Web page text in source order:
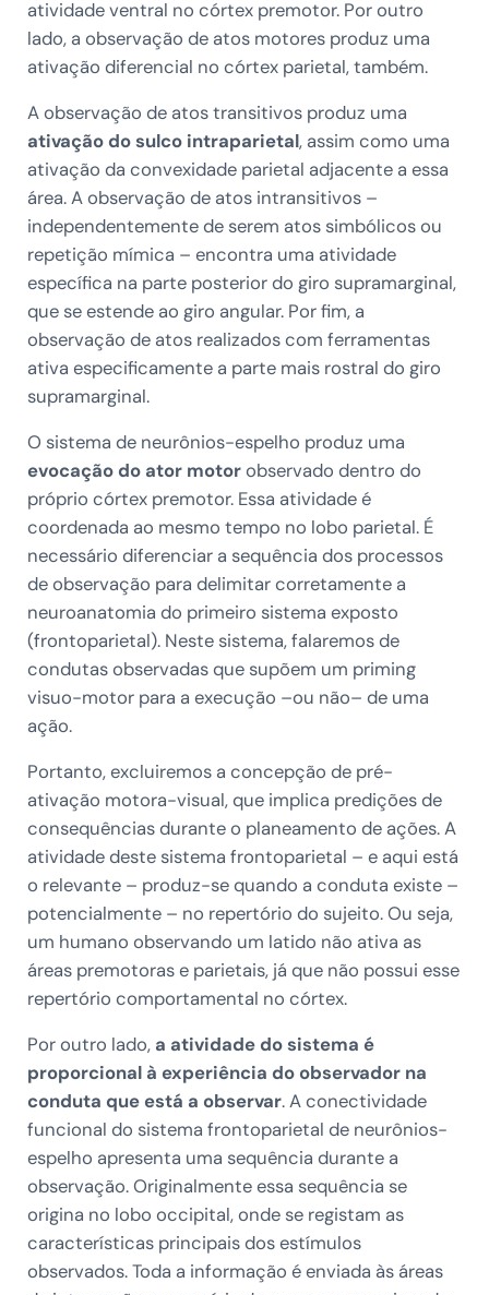
atividade ventral no córtex premotor. Por outro
lado, a observação de atos motores produz uma
ativação diferencial no córtex parietal, também.
A observação de atos transitivos produz uma
ativação do sulco intraparietal, assim como uma
ativação da convexidade parietal adjacente a essa
área. A observação de atos intransitivos –
independentemente de serem atos simbólicos ou
repetição mímica – encontra uma atividade
específica na parte posterior do giro supramarginal,
que se estende ao giro angular. Por fim, a
observação de atos realizados com ferramentas
ativa especificamente a parte mais rostral do giro
supramarginal.
O sistema de neurônios-espelho produz uma
evocação do ator motorobservado dentro do
próprio córtex premotor. Essa atividade é
coordenada ao mesmo tempo no lobo parietal. É
necessário diferenciar a sequência dos processos
de observação para delimitar corretamente a
neuroanatomia do primeiro sistema exposto
(frontoparietal). Neste sistema, falaremos de
condutas observadas que supõem um priming
visuo-motor para a execução –ou não– de uma
ação.
Portanto, excluiremos a concepção de pré-
ativação motora-visual, que implica predições de
consequências durante o planeamento de ações. A
atividade deste sistema frontoparietal – e aqui está
o relevante – produz-se quando a conduta existe –
potencialmente – no repertório do sujeito. Ou seja,
um humano observando um latido não ativa as
áreas premotoras e parietais, já que não possui esse
repertório comportamental no córtex.
Por outro lado, a atividade do sistema é
proporcional à experiência do observador na
conduta que está a observar. A conectividade
funcional do sistema frontoparietal de neurônios-
espelho apresenta uma sequência durante a
observação. Originalmente essa sequência se
origina no lobo occipital, onde se registam as
características principais dos estímulos
observados. Toda a informação é enviada às áreas